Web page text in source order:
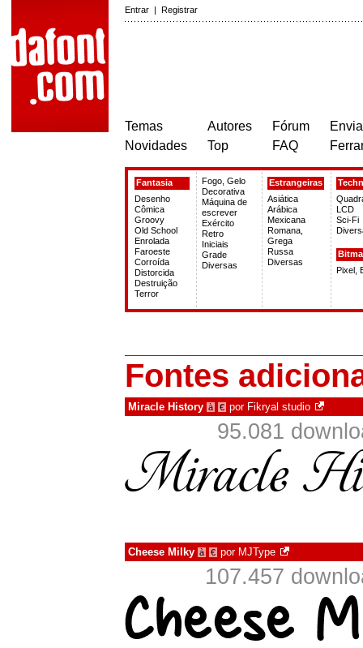
Entrar | Registrar
Temas
Novidades
Autores
Top
Fórum
FAQ
Fantasia
Desenho
Cômica
Groovy
Old School
Enrolada
Faroeste
Corroída
Distorcida
Destruição
Terror
Fogo, Gelo
Decorativa
Máquina de
escrever
Exército
Retro
Iniciais
Grade
Diversas
Estrangeiras
Asiática
Arábica
Mexicana
Romana,
Grega
Russa
Diversas
LCD
Sci-Fi
Pixel,
Fontes
Miracle History à € por Fikryal studio
95.081
Cheese Milky à € por MJType
107.457